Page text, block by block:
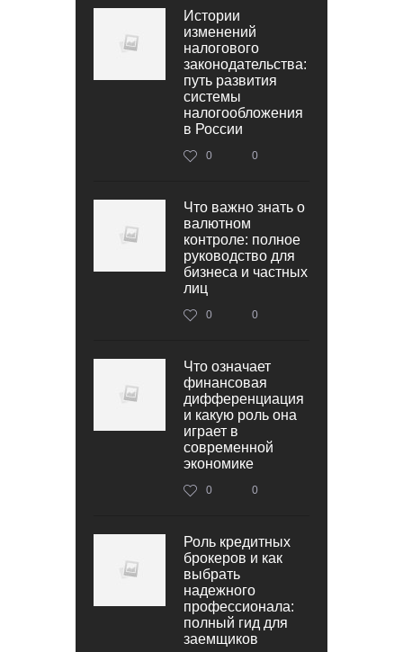
Истории
изменений
налогового
законодательства:
путь развития
системы
налогообложения
в России
0 0
Что важно знать о
валютном
контроле: полное
руководство для
бизнеса и частных
лиц
0 0
Что означает
финансовая
дифференциация
и какую роль она
играет в
современной
экономике
0 0
Роль кредитных
брокеров и как
выбрать
надежного
профессионала:
полный гид для
заемщиков